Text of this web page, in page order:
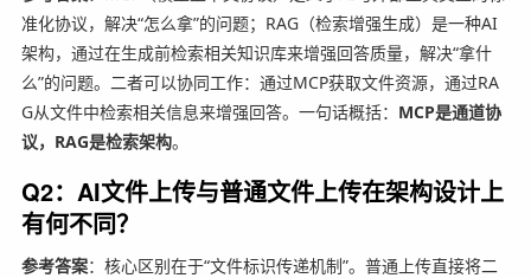
准化协议，解决“怎么拿”的问题；RAG（检索增强生成）是一种AI
架构，通过在生成前检索相关知识库来增强回答质量，解决“拿什
么”的问题。二者可以协同工作：通过MCP获取文件资源，通过RA
G从文件中检索相关信息来增强回答。一句话概括： MCP是通道协
议，RAG是检索架构。
Q2：AI文件上传与普通文件上传在架构设计上
有何不同？
参考答案：核心区别在于“文件标识传递机制”。普通上传直接将二